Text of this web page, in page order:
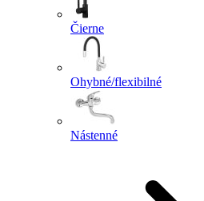
Čierne
Ohybné/flexibilné
Nástenné